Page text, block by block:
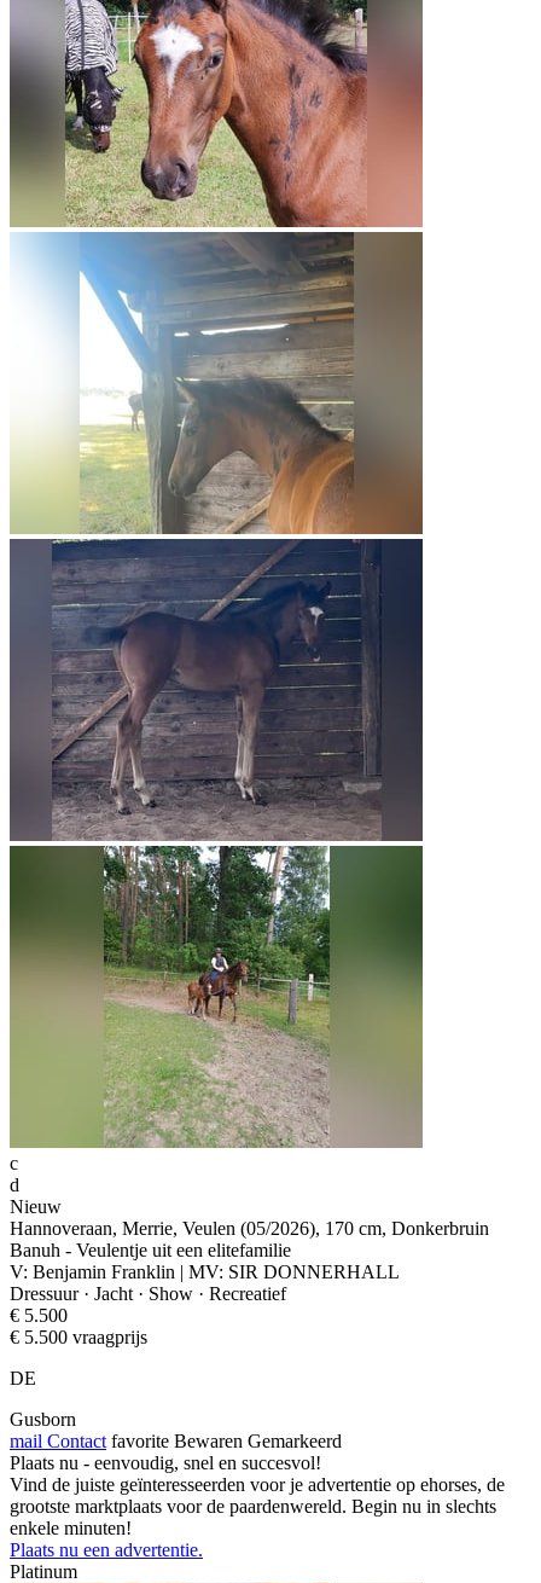
c
d
Nieuw
Hannoveraan, Merrie, Veulen (05/2026), 170 cm, Donkerbruin
Banuh - Veulentje uit een elitefamilie
V: Benjamin Franklin | MV: SIR DONNERHALL
Dressuur · Jacht · Show · Recreatief
€ 5.500
€ 5.500 vraagprijs
DE
Gusborn
mail Contact favorite Bewaren Gemarkeerd
Plaats nu - eenvoudig, snel en succesvol!
Vind de juiste geïnteresseerden voor je advertentie op ehorses, de
grootste marktplaats voor de paardenwereld. Begin nu in slechts
enkele minuten!
Plaats nu een advertentie.
Platinum